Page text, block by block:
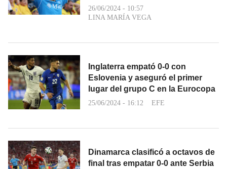
26/06/2024 - 10:57
LINA MARÍA VEGA
Inglaterra empató 0-0 con
Eslovenia y aseguró el primer
lugar del grupo C en la Eurocopa
25/06/2024 - 16:12 EFE
Dinamarca clasificó a octavos de
final tras empatar 0-0 ante Serbia